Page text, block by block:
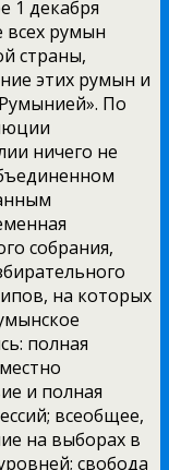
1 декабря
всех румын
страны,
этих румын и
По
ничего не
собрания,
на которых
полная
и полная
всеобщее,
на выборах в
свобода